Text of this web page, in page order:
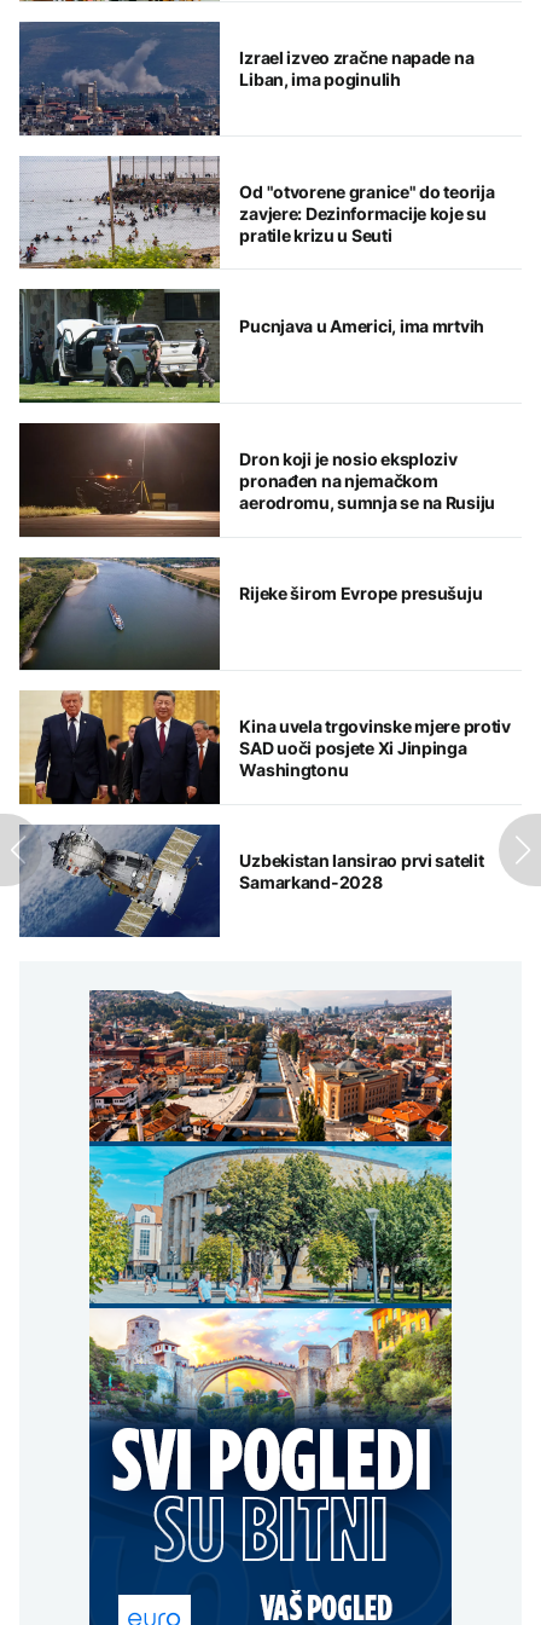
Izrael izveo zračne napade na
Liban, ima poginulih
Od "otvorene granice" do teorija
zavjere: Dezinformacije koje su
pratile krizu u Seuti
Pucnjava u Americi, ima mrtvih
Dron koji je nosio eksploziv
pronađen na njemačkom
aerodromu, sumnja se na Rusiju
Rijeke širom Evrope presušuju
Kina uvela trgovinske mjere protiv
SAD uoči posjete Xi Jinpinga
Washingtonu
Uzbekistan lansirao prvi satelit
Samarkand-2028